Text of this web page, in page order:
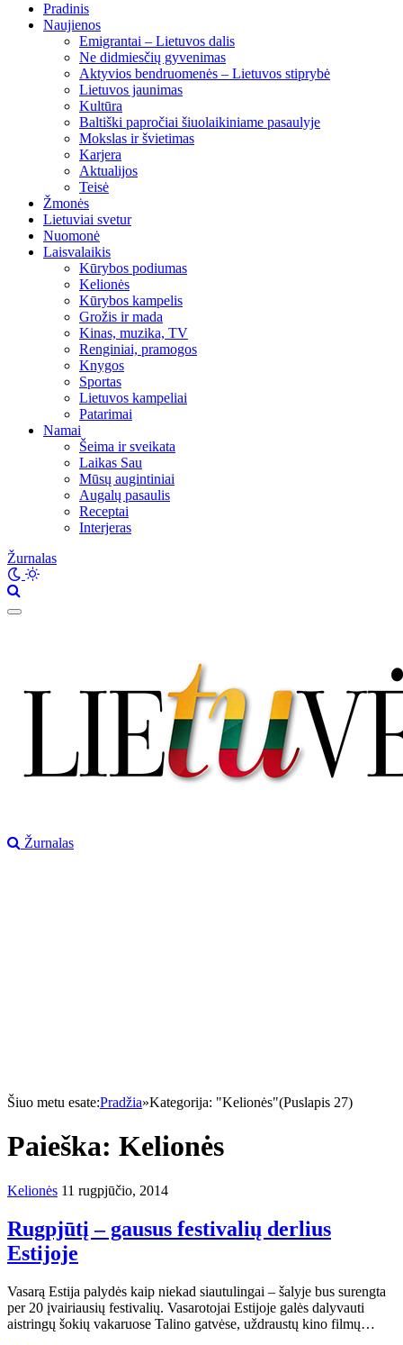
Pradinis
Naujienos
Emigrantai – Lietuvos dalis
Ne didmiesčių gyvenimas
Aktyvios bendruomenės – Lietuvos stiprybė
Lietuvos jaunimas
Kultūra
Baltiški papročiai šiuolaikiniame pasaulyje
Mokslas ir švietimas
Karjera
Aktualijos
Teisė
Žmonės
Lietuviai svetur
Nuomonė
Laisvalaikis
Kūrybos podiumas
Kelionės
Kūrybos kampelis
Grožis ir mada
Kinas, muzika, TV
Renginiai, pramogos
Knygos
Sportas
Lietuvos kampeliai
Patarimai
Namai
Šeima ir sveikata
Laikas Sau
Mūsų augintiniai
Augalų pasaulis
Receptai
Interjeras
Žurnalas
Žurnalas
Šiuo metu esate:Pradžia»Kategorija: "Kelionės"(Puslapis 27)
Paieška: Kelionės
Kelionės 11 rugpjūčio, 2014
Rugpjūtį – gausus festivalių derlius
Estijoje
Vasarą Estija palydės kaip niekad siautulingai – šalyje bus surengta
per 20 įvairiausių festivalių. Vasarotojai Estijoje galės dalyvauti
aistringų šokių vakaruose Talino gatvėse, uždraustų kino filmų…